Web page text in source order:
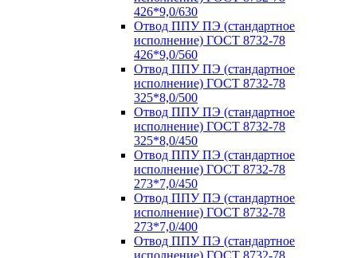
426*9,0/630
Отвод ППУ ПЭ (стандартное
исполнение) ГОСТ 8732-78
426*9,0/560
Отвод ППУ ПЭ (стандартное
исполнение) ГОСТ 8732-78
325*8,0/500
Отвод ППУ ПЭ (стандартное
исполнение) ГОСТ 8732-78
325*8,0/450
Отвод ППУ ПЭ (стандартное
исполнение) ГОСТ 8732-78
273*7,0/450
Отвод ППУ ПЭ (стандартное
исполнение) ГОСТ 8732-78
273*7,0/400
Отвод ППУ ПЭ (стандартное
исполнение) ГОСТ 8732-78